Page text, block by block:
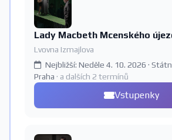
Lady Macbeth Mcenského
Lvovna Izmajlova
Nejbližší: Neděle 4. 10. 2026 ·
Praha · a dalších 2 termínů
Vstupenky